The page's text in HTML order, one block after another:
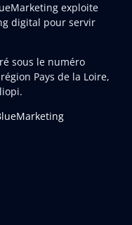
exploite
digital pour servir
sous le numéro
Pays de la Loire,